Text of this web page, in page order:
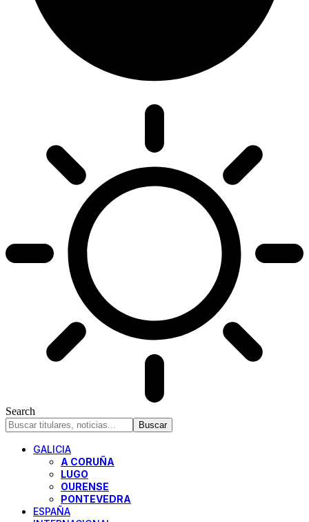
Search
GALICIA
A CORUÑA
LUGO
OURENSE
PONTEVEDRA
ESPAÑA